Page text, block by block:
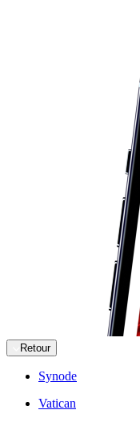
Retour
Synode
Vatican